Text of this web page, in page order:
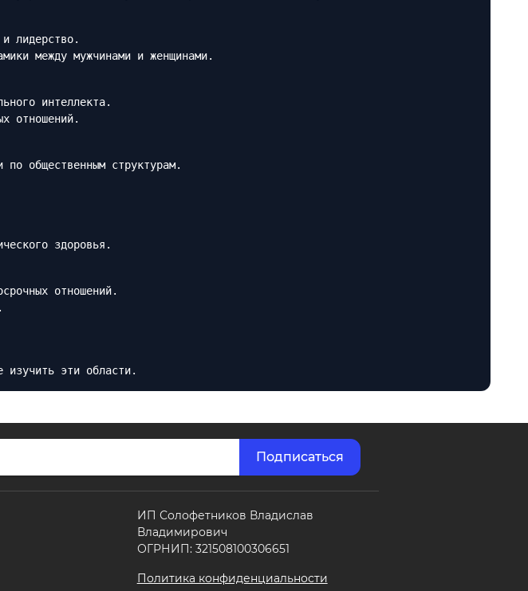
лидерство.
между мужчинами и женщинами.
интеллекта.
отношений.
общественным структурам.
здоровья.
отношений.
изучить эти области.
ИП Солофетников Владислав
Владимирович
ОГРНИП: 321508100306651
Политика конфиденциальности